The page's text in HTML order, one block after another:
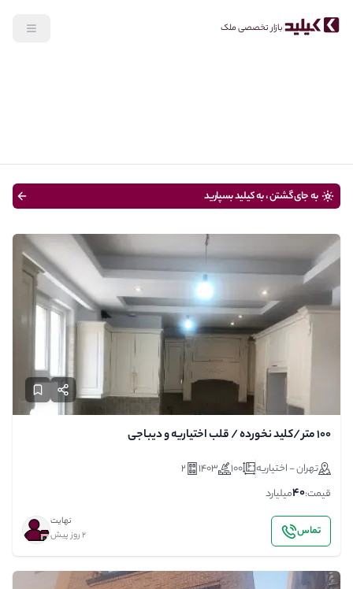
بازار تخصصی ملک جستجو
به جای گشتن ، به کیلید بسپارید
۱۰۰ متر /کلید نخورده / قلب اختیاریه و دیباجی
تهران - اختیاریه 100
1403
2
قیمت:40میلیارد
تماس
نهایت
2 روز پیش